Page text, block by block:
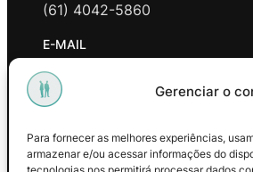
Gerenciar o
Para fornecer as melhores experiências,
armazenar e/ou acessar informações do
(61) 4042-5860
E-MAIL
contato@promasters.net.br
HORÁRIO DE ATENDIMENTO